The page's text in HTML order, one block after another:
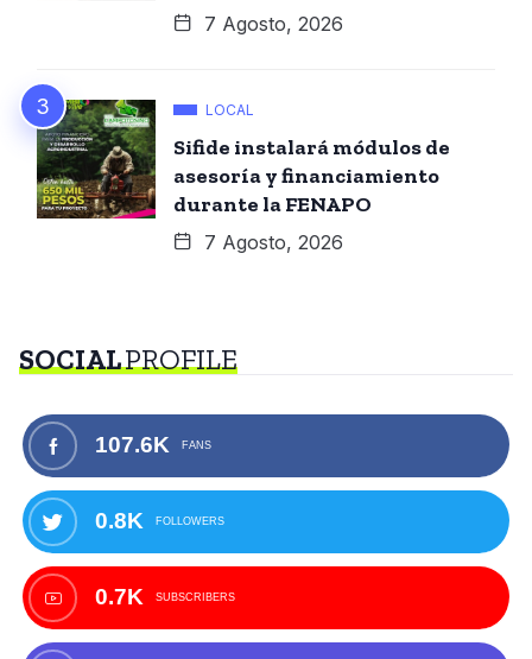
7 Agosto, 2026
LOCAL
Sifide instalará módulos de
asesoría y financiamiento
durante la FENAPO
7 Agosto, 2026
SOCIALPROFILE
107.6K FANS
0.8K FOLLOWERS
0.7K SUBSCRIBERS